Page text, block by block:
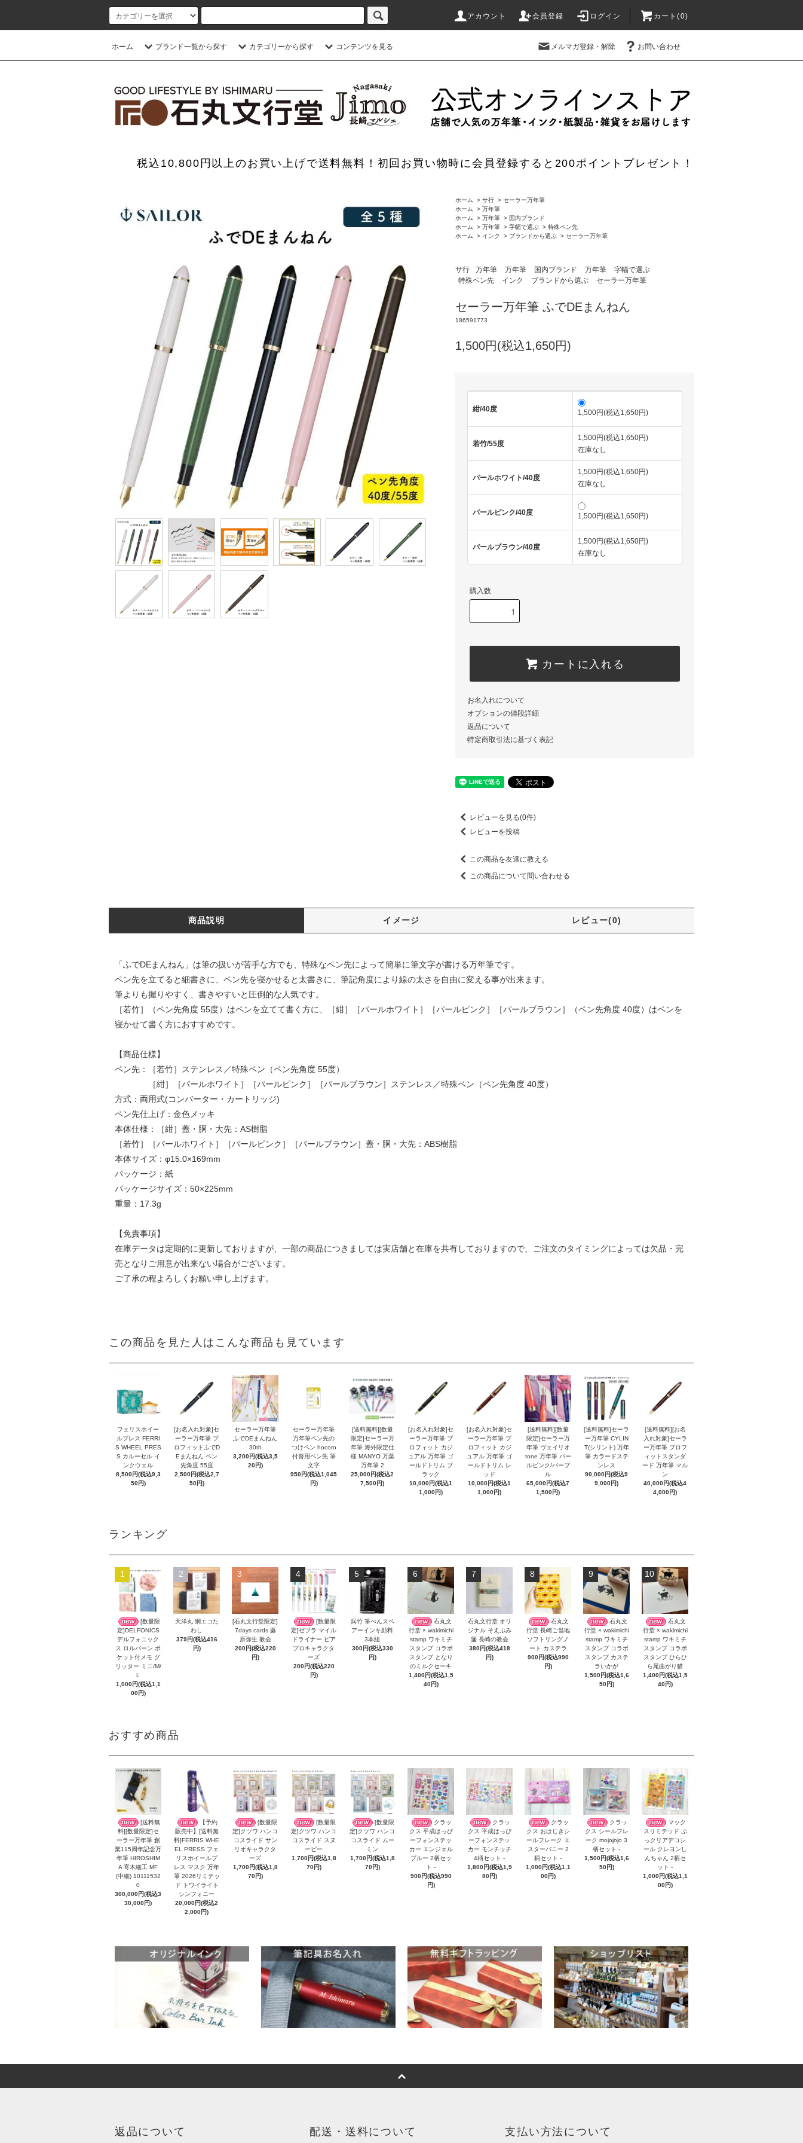
アカウント 会員登録 ログイン カート(0)
ホーム ブランド一覧から探す カテゴリーから探す コンテンツを見る メルマガ登録・解除 お問い合わせ
税込10,800円以上のお買い上げで送料無料！初回お買い物時に会員登録すると200ポイントプレゼント！
ホーム > サ行 > セーラー万年筆
ホーム
> 万年筆
ホーム
> 万年筆 > 国内ブランド
ホーム
> 万年筆 > 字幅で選ぶ > 特殊ペン先
ホーム
> インク > ブランドから選ぶ > セーラー万年筆
サ行 万年筆 万年筆 国内ブランド 万年筆
字幅で選ぶ
特殊ペン先
インク ブランドから選ぶ セーラー万年筆
セーラー万年筆 ふでDEまんねん
186591773
1,500円(税込1,650円)
紺/40度 1,500円(税込1,650円)
若竹/55度
1,500円(税込1,650円)
在庫なし
パールホワイト/40度
1,500円(税込1,650円)
在庫なし
パールピンク/40度 1,500円(税込1,650円)
パールブラウン/40度
1,500円(税込1,650円)
在庫なし
購入数
カートに入れる
お名入れについて
オプションの値段詳細
返品について
特定商取引法に基づく表記
レビューを見る(0件)
レビューを投稿
この商品を友達に教える
この商品について問い合わせる
商品説明 イメージ レビュー(0)
「ふでDEまんねん」は筆の扱いが苦手な方でも、特殊なペン先によって簡単に筆文字が書ける万年筆です。
ペン先を立てると細書きに、ペン先を寝かせると太書きに、筆記角度により線の太さを自由に変える事が出来ます。
筆よりも握りやすく、書きやすいと圧倒的な人気です。
［若竹］（ペン先角度 55度）はペンを立てて書く方に、［紺］［パールホワイト］［パールピンク］［パールブラウン］（ペン先角度 40度）はペンを
寝かせて書く方におすすめです。
【商品仕様】
ペン先：［若竹］ステンレス／特殊ペン（ペン先角度 55度）
［紺］［パールホワイト］［パールピンク］［パールブラウン］ステンレス／特殊ペン（ペン先角度 40度）
方式：両用式(コンバーター・カートリッジ)
ペン先仕上げ：金色メッキ
本体仕様：［紺］蓋・胴・大先：AS樹脂
［若竹］［パールホワイト］［パールピンク］［パールブラウン］蓋・胴・大先：ABS樹脂
本体サイズ：φ15.0×169mm
パッケージ：紙
パッケージサイズ：50×225mm
重量：17.3g
【免責事項】
在庫データは定期的に更新しておりますが、一部の商品につきましては実店舗と在庫を共有しておりますので、ご注文のタイミングによっては欠品・完
売となりご用意が出来ない場合がございます。
ご了承の程よろしくお願い申し上げます。
この商品を見た人はこんな商品も見ています
フェリスホイー
ルプレス FERRI
S WHEEL PRES
S カルーセル イ
ンクウェル
8,500円(税込9,3
50円)
[お名入れ対象]セ
ーラー万年筆 プ
ロフィットふでD
Eまんねん ペン
先角度 55度
2,500円(税込2,7
50円)
セーラー万年筆
ふでDEまんねん
30th
3,200円(税込3,5
20円)
セーラー万年筆
万年筆ペン先の
つけペン hocoro
付替用ペン先 筆
文字
950円(税込1,045
円)
[送料無料][数量
限定]セーラー万
年筆 海外限定仕
様 MANYO 万葉
万年筆 2
25,000円(税込2
7,500円)
[お名入れ対象]セ
ーラー万年筆 プ
ロフィット カジ
ュアル 万年筆 ゴ
ールドトリム ブ
ラック
10,000円(税込1
1,000円)
[お名入れ対象]セ
ーラー万年筆 プ
ロフィット カジ
ュアル 万年筆 ゴ
ールドトリム レ
ッド
10,000円(税込1
1,000円)
[送料無料][数量
限定]セーラー万
年筆 ヴェイリオ
tone 万年筆 パー
ルピンク/パープ
ル
65,000円(税込7
1,500円)
[送料無料]セーラ
ー万年筆 CYLIN
T(シリント) 万年
筆 カラードステ
ンレス
90,000円(税込9
9,000円)
[送料無料][お名
入れ対象]セーラ
ー万年筆 プロフ
ィットスタンダ
ード 万年筆 マル
ン
40,000円(税込4
4,000円)
ランキング
1
[数量限
定]DELFONICS
デルフォニック
ス ロルバーン ポ
ケット付メモ グ
リッター ミニ/M/
L
1,000円(税込1,1
00円)
2
天洋丸 網エコた
わし
379円(税込416
円)
3
[石丸文行堂限定]
7days cards 藤
原弥生 教会
200円(税込220
円)
4
[数量限
定]ゼブラ マイル
ドライナー ピア
プロキャラクタ
ーズ
200円(税込220
円)
5
呉竹 筆ぺんスペ
アーインキ顔料
3本組
300円(税込330
円)
6
石丸文
行堂 × wakimichi
stamp ワキミチ
スタンプ コラボ
スタンプ となり
のミルクセーキ
1,400円(税込1,5
40円)
7
石丸文行堂 オリ
ジナル そえぶみ
箋 長崎の教会
380円(税込418
円)
8
石丸文
行堂 長崎ご当地
ソフトリングノ
ート カステラ
900円(税込990
円)
9
石丸文
行堂 × wakimichi
stamp ワキミチ
スタンプ コラボ
スタンプ カステ
ラいかが
1,500円(税込1,6
50円)
10
石丸文
行堂 × wakimichi
stamp ワキミチ
スタンプ コラボ
スタンプ ひらひ
ら尾曲がり猫
1,400円(税込1,5
40円)
おすすめ商品
[送料無
料][数量限定]セ
ーラー万年筆 創
業115周年記念万
年筆 HIROSHIM
A 寄木細工 MF
(中細) 10111532
0
300,000円(税込3
30,000円)
【予約
販売中】[送料無
料]FERRIS WHE
EL PRESS フェ
リスホイールプ
レス マスク 万年
筆 2026リミテッ
ド トワイライト
シンフォニー
20,000円(税込2
2,000円)
[数量限
定]クツワ ハンコ
コスライド サン
リオキャラクタ
ーズ
1,700円(税込1,8
70円)
[数量限
定]クツワ ハンコ
コスライド スヌ
ーピー
1,700円(税込1,8
70円)
[数量限
定]クツワ ハンコ
コスライド ムー
ミン
1,700円(税込1,8
70円)
クラッ
クス 平成はっぴ
ーフォンステッ
カー エンジェル
ブルー 2柄セッ
ト -
900円(税込990
円)
クラッ
クス 平成はっぴ
ーフォンステッ
カー モンチッチ
4柄セット -
1,800円(税込1,9
80円)
クラッ
クス おはじきシ
ールフレーク エ
スターバニー 2
柄セット -
1,000円(税込1,1
00円)
クラッ
クス シールフレ
ーク mojojojo 3
柄セット -
1,500円(税込1,6
50円)
マック
スリミテッド ぷ
っクリアデコシ
ール クレヨンし
んちゃん 2柄セ
ット -
1,000円(税込1,1
00円)
返品について 配送・送料について 支払い方法について